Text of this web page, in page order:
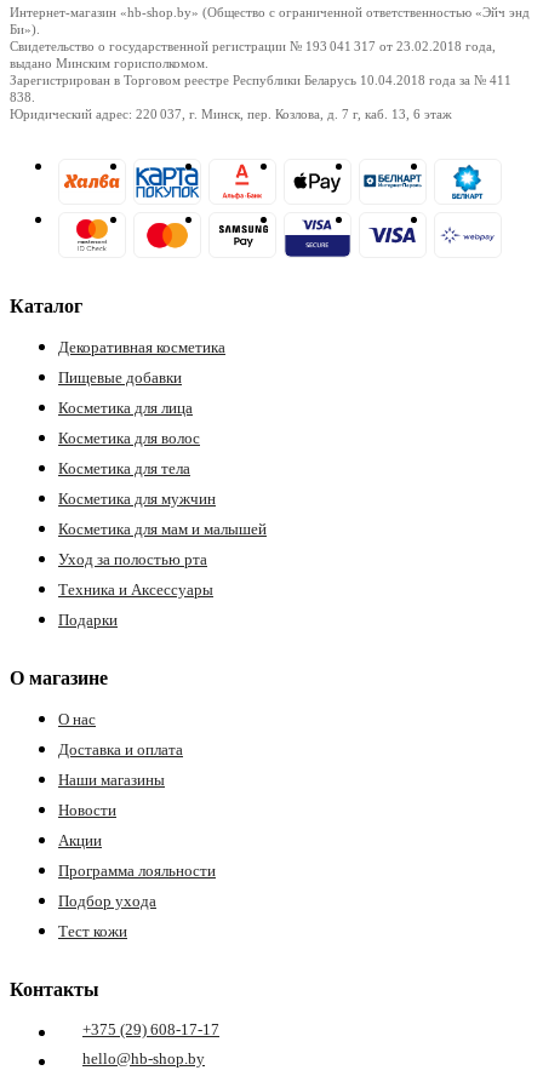
Интернет-магазин «hb-shop.by» (Общество с ограниченной ответственностью «Эйч энд
Би»).
Свидетельство о государственной регистрации № 193 041 317 от 23.02.2018 года,
выдано Минским горисполкомом.
Зарегистрирован в Торговом реестре Республики Беларусь 10.04.2018 года за № 411
838.
Юридический адрес: 220 037, г. Минск, пер. Козлова, д. 7 г, каб. 13, 6 этаж
Каталог
Декоративная косметика
Пищевые добавки
Косметика для лица
Косметика для волос
Косметика для тела
Косметика для мужчин
Косметика для мам и малышей
Уход за полостью рта
Техника и Аксессуары
Подарки
О магазине
О нас
Доставка и оплата
Наши магазины
Новости
Акции
Программа лояльности
Подбор ухода
Тест кожи
Контакты
+375 (29) 608-17-17
hello@hb-shop.by